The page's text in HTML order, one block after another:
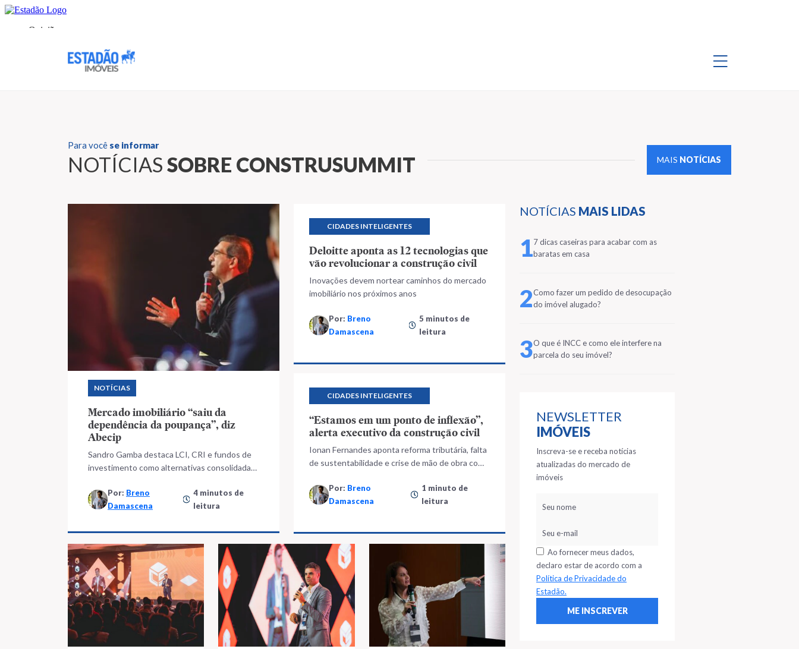
Para você se informar
NOTÍCIASSOBRE CONSTRUSUMMIT MAIS NOTÍCIAS
NOTÍCIAS MAIS LIDAS
17 dicas caseiras para acabar com as
baratas em casa
2Como fazer um pedido de desocupação
do imóvel alugado?
3O que é INCC e como ele interfere na
parcela do seu imóvel?
NEWSLETTER
IMÓVEIS
Inscreva-se e receba notícias
atualizadas do mercado de
imóveis
Ao fornecer meus dados,
declaro estar de acordo com a
Política de Privacidade do
Estadão.
NOTÍCIAS
Mercado imobiliário “saiu da
dependência da poupança”, diz
Abecip
Sandro Gamba destaca LCI, CRI e fundos de
investimento como alternativas consolidadas
Por: Breno
Damascena
4 minutos de
leitura
CIDADES INTELIGENTES
Deloitte aponta as 12 tecnologias que
vão revolucionar a construção civil
Inovações devem nortear caminhos do mercado
imobiliário nos próximos anos
Por: Breno
Damascena
5 minutos de
leitura
CIDADES INTELIGENTES
“Estamos em um ponto de inflexão”,
alerta executivo da construção civil
Ionan Fernandes aponta reforma tributária, falta
de sustentabilidade e crise de mão de obra como
Por: Breno
Damascena
1 minuto de
leitura